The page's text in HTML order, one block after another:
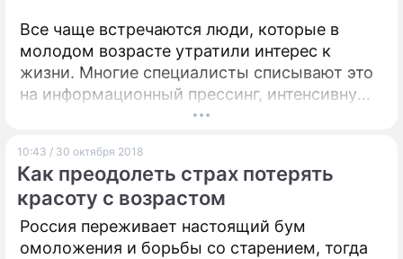
"что делать", примеряя ситуацию на себя и
своих знакомых.
Все чаще встречаются люди, которые в
молодом возрасте утратили интерес к
жизни. Многие специалисты списывают это
на информационный прессинг, интенсивную
погоню за успехом "хочу все и сразу",
разочарование, которые приводят к
эмоциональному выгоранию.
10:43 / 30 октября 2018
Как преодолеть страх потерять
красоту с возрастом
Россия переживает настоящий бум
омоложения и борьбы со старением, тогда